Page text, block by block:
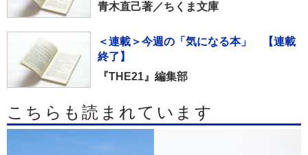
青木直己著／ちくま文庫
＜連載＞今週の「気になる本」 【連載
終了】
『THE21』編集部
こちらも読まれています